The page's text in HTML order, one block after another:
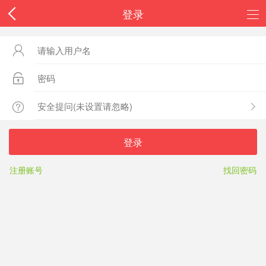
登录



登录
注册账号 找回密码